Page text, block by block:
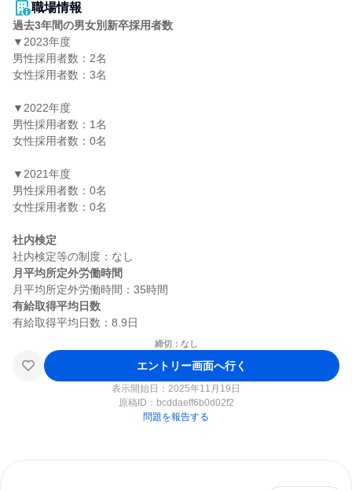
職場情報
過去3年間の男女別新卒採用者数
▼2023年度
男性採用者数：2名
女性採用者数：3名
▼2022年度
男性採用者数：1名
女性採用者数：0名
▼2021年度
男性採用者数：0名
女性採用者数：0名
社内検定
月平均所定外労働時間
有給取得平均日数
締切：なし
エントリー画面へ行く
表示開始日：2025年11月19日
原稿ID： bcddaeff6b0d02f2
問題を報告する